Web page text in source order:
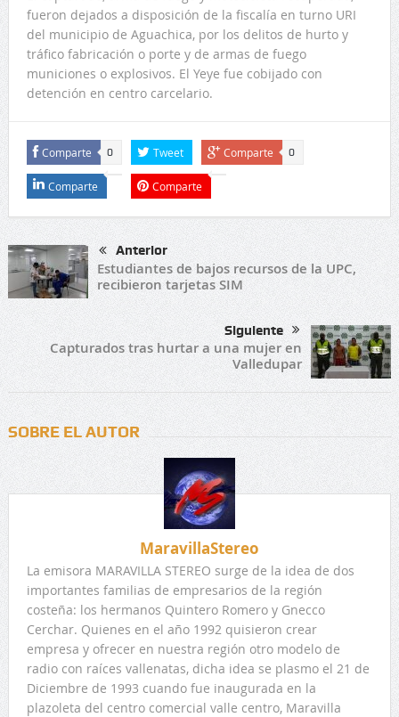
fueron dejados a disposición de la fiscalía en turno URI
del municipio de Aguachica, por los delitos de hurto y
tráfico fabricación o porte y de armas de fuego
municiones o explosivos. El Yeye fue cobijado con
detención en centro carcelario.
Comparte 0 Tweet Comparte 0
Comparte Comparte
Anterior
Estudiantes de bajos recursos de la UPC,
recibieron tarjetas SIM
Siguiente
Capturados tras hurtar a una mujer en
Valledupar
SOBRE EL AUTOR
MaravillaStereo
La emisora MARAVILLA STEREO surge de la idea de dos
importantes familias de empresarios de la región
costeña: los hermanos Quintero Romero y Gnecco
Cerchar. Quienes en el año 1992 quisieron crear
empresa y ofrecer en nuestra región otro modelo de
radio con raíces vallenatas, dicha idea se plasmo el 21 de
Diciembre de 1993 cuando fue inaugurada en la
plazoleta del centro comercial valle centro, Maravilla